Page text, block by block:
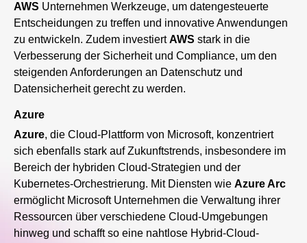
AWS Unternehmen Werkzeuge, um datengesteuerte
Entscheidungen zu treffen und innovative Anwendungen
zu entwickeln. Zudem investiertAWS stark in die
Verbesserung der Sicherheit und Compliance, um den
steigenden Anforderungen an Datenschutz und
Datensicherheit gerecht zu werden.
Azure
Azure, die Cloud-Plattform von Microsoft, konzentriert
sich ebenfalls stark auf Zukunftstrends, insbesondere im
Bereich der hybriden Cloud-Strategien und der
Kubernetes-Orchestrierung. Mit Diensten wie Azure Arc
ermöglicht Microsoft Unternehmen die Verwaltung ihrer
Ressourcen über verschiedene Cloud-Umgebungen
hinweg und schafft so eine nahtlose Hybrid-Cloud-